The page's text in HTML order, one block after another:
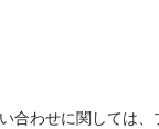
合わせに関しては